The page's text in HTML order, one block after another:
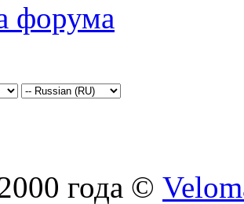
форума
года ©